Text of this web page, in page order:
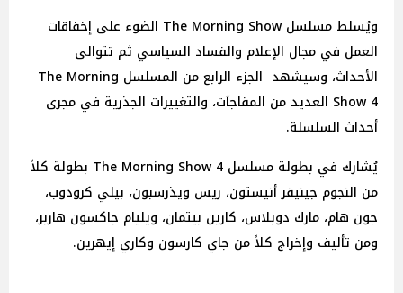
ويُسلط مسلسل The Morning Show الضوء على إخفاقات
العمل في مجال الإعلام والفساد السياسي ثم تتوالى
الأحداث، وسيشهد الجزء الرابع من المسلسل The Morning
Show 4 العديد من المفاجآت، والتغييرات الجذرية في مجرى
أحداث السلسلة.
يُشارك في بطولة مسلسل 4 The Morning Show بطولة كلاً
من النجوم جينيفر أنيستون، ريس ويذرسبون، بيلي كرودوب،
جون هام، مارك دوبلاس، كارين بيتمان، ويليام جاكسون هاربر،
ومن تأليف وإخراج كلاً من جاي كارسون وكاري إيهرين.